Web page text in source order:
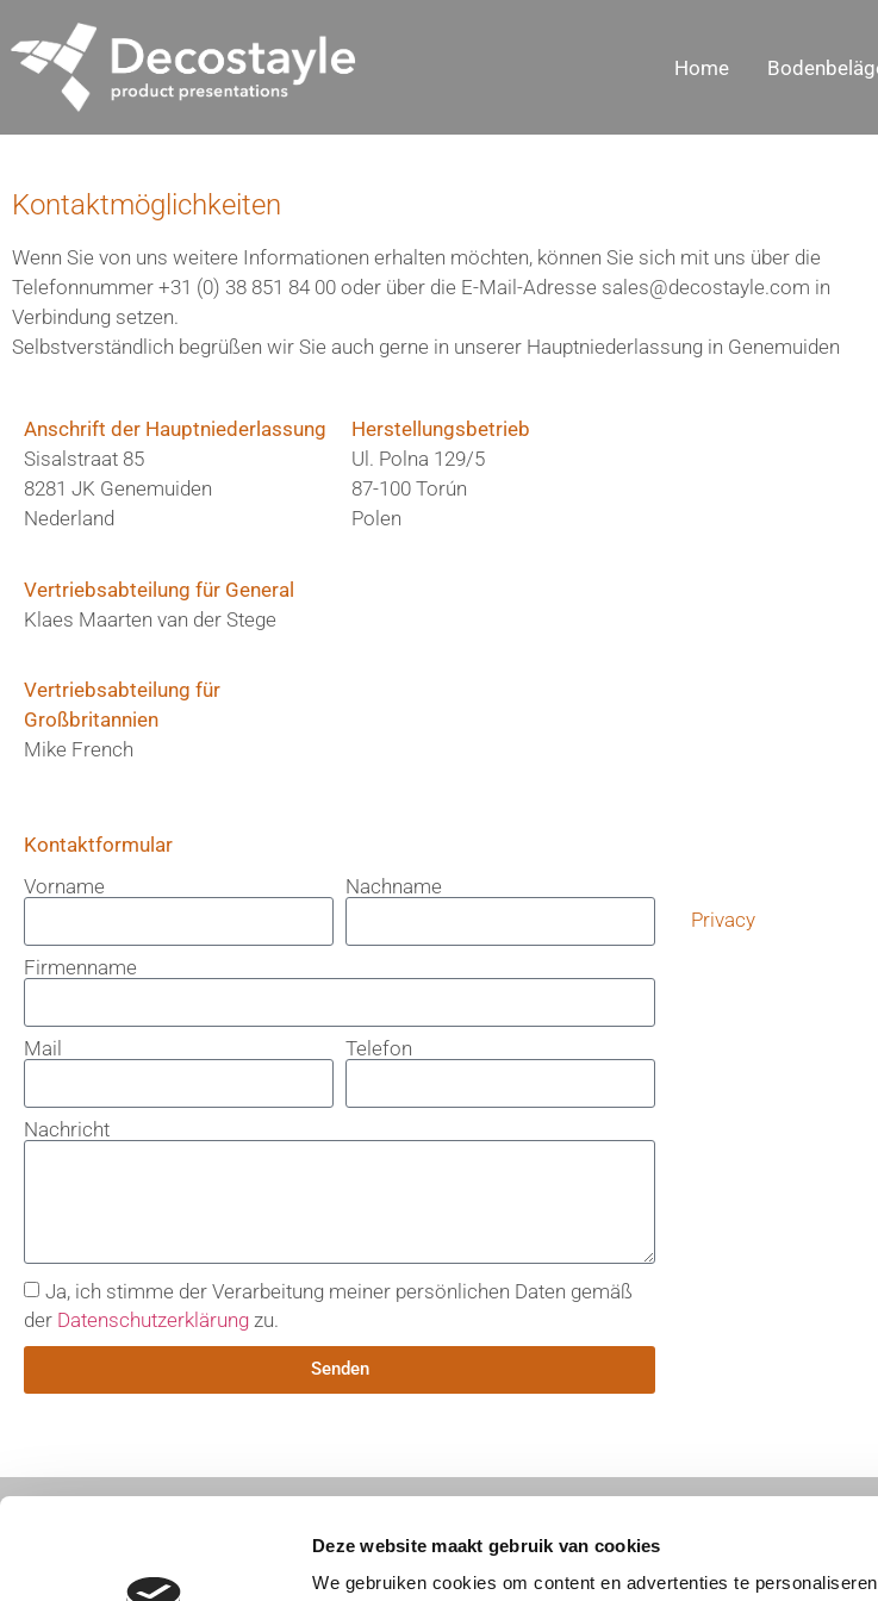
Deze website maakt gebruik van cookies
We gebruiken cookies om content en advertenties te
Home
Kontaktmöglichkeiten
Wenn Sie von uns weitere Informationen erhalten möchten, können Sie sich mit uns über die
Telefonnummer +31 (0) 38 851 84 00 oder über die E-Mail-Adresse sales@decostayle.com in
Verbindung setzen.
Selbstverständlich begrüßen wir Sie auch gerne in unserer Hauptniederlassung in Genemuiden
Anschrift der Hauptniederlassung
Sisalstraat 85
8281 JK Genemuiden
Nederland
Herstellungsbetrieb
Ul. Polna 129/5
87-100 Torún
Polen
Vertriebsabteilung für General
Klaes Maarten van der Stege
Vertriebsabteilung für
Großbritannien
Mike French
Kontaktformular
Vorname
Nachname
Firmenname
Mail Telefon
Nachricht
Ja, ich stimme der Verarbeitung meiner persönlichen Daten gemäß
der Datenschutzerklärung zu.
Senden
Privacy
Sisalstraat 85